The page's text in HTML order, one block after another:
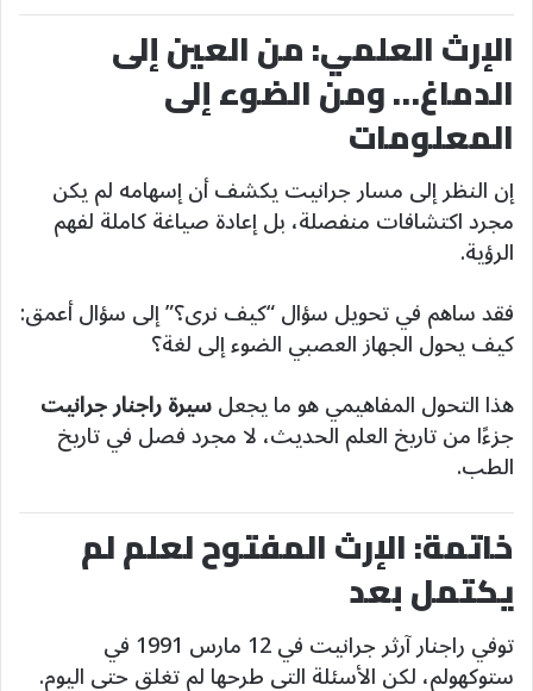
الإرث العلمي: من العين إلى
الدماغ… ومن الضوء إلى
المعلومات
إن النظر إلى مسار جرانيت يكشف أن إسهامه لم يكن
مجرد اكتشافات منفصلة، بل إعادة صياغة كاملة لفهم
الرؤية.
فقد ساهم في تحويل سؤال “كيف نرى؟” إلى سؤال أعمق:
كيف يحول الجهاز العصبي الضوء إلى لغة؟
هذا التحول المفاهيمي هو ما يجعلسيرة راجنار جرانيت
جزءًا من تاريخ العلم الحديث، لا مجرد فصل في تاريخ
الطب.
خاتمة: الإرث المفتوح لعلم لم
يكتمل بعد
توفي راجنار آرثر جرانيت في 12 مارس 1991 في
ستوكهولم، لكن الأسئلة التي طرحها لم تغلق حتى اليوم.